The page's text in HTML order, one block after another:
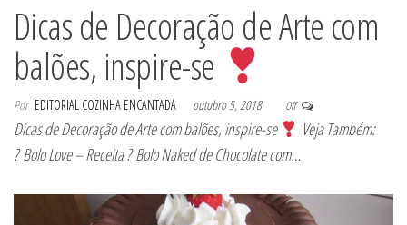
Dicas de Decoração de Arte com
balões, inspire-se
Por EDITORIAL COZINHA ENCANTADA outubro 5, 2018 Off
Dicas de Decoração de Arte com balões, inspire-se
Veja Também:
? Bolo Love – Receita ? Bolo Naked de Chocolate com…